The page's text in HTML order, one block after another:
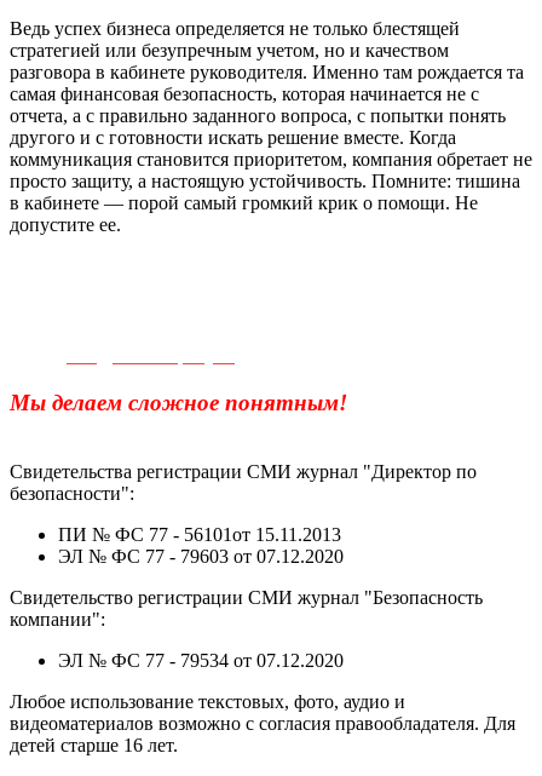
Ведь успех бизнеса определяется не только блестящей
стратегией или безупречным учетом, но и качеством
разговора в кабинете руководителя. Именно там рождается та
самая финансовая безопасность, которая начинается не с
отчета, а с правильно заданного вопроса, с попытки понять
другого и с готовности искать решение вместе. Когда
коммуникация становится приоритетом, компания обретает не
просто защиту, а настоящую устойчивость. Помните: тишина
в кабинете — порой самый громкий крик о помощи. Не
допустите ее.
Мы делаем сложное понятным!
Свидетельства регистрации СМИ журнал "Директор по
безопасности":
ПИ № ФС 77 - 56101от 15.11.2013
ЭЛ № ФС 77 - 79603 от 07.12.2020
Свидетельство регистрации СМИ журнал "Безопасность
компании":
ЭЛ № ФС 77 - 79534 от 07.12.2020
Любое использование текстовых, фото, аудио и
видеоматериалов возможно с согласия правообладателя. Для
детей старше 16 лет.